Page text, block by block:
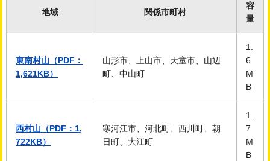
地域 関係市町村
容
量
東南村山（PDF：
1,621KB）
山形市、上山市、天童市、山辺
町、中山町
1.
6
M
B
西村山（PDF：1,
722KB）
寒河江市、河北町、西川町、朝
日町、大江町
1.
7
M
B